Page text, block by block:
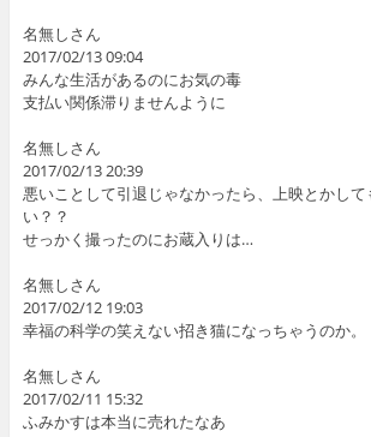
名無しさん
2017/02/13 09:04
みんな生活があるのにお気の毒
支払い関係滞りませんように
名無しさん
2017/02/13 20:39
悪いことして引退じゃなかったら、上映とかし
い？？
せっかく撮ったのにお蔵入りは…
名無しさん
2017/02/12 19:03
幸福の科学の笑えない招き猫になっちゃうのか。
名無しさん
2017/02/11 15:32
ふみかすは本当に売れたなあ